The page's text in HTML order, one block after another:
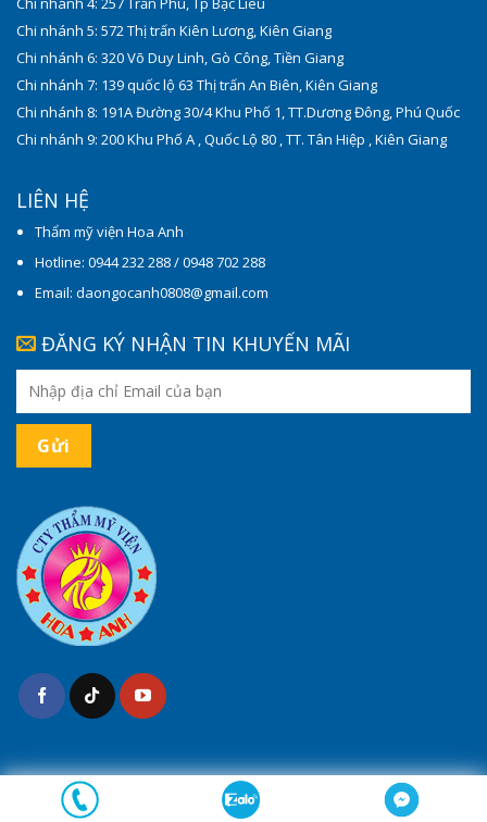
Chi nhánh 5: 572 Thị trấn Kiên Lương, Kiên Giang
Chi nhánh 6: 320 Võ Duy Linh, Gò Công, Tiền Giang
Chi nhánh 7: 139 quốc lộ 63 Thị trấn An Biên, Kiên Giang
Chi nhánh 8: 191A Đường 30/4 Khu Phố 1, TT.Dương Đông, Phú Quốc
Chi nhánh 9: 200 Khu Phố A , Quốc Lộ 80 , TT. Tân Hiệp , Kiên Giang
LIÊN HỆ
Thẩm mỹ viện Hoa Anh
Hotline: 0944 232 288 / 0948 702 288
Email: daongocanh0808@gmail.com
ĐĂNG KÝ NHẬN TIN KHUYẾN MÃI
(*) Kết quả tùy thuộc cơ địa của mỗi người